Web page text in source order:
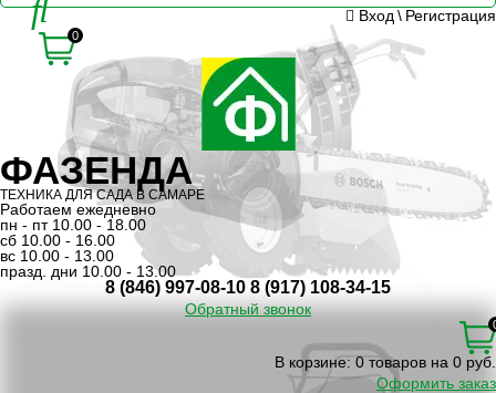
0
Вход \ Регистрация
ФАЗЕНДА
ТЕХНИКА ДЛЯ САДА В САМАРЕ
Работаем ежедневно
пн - пт 10.00 - 18.00
сб 10.00 - 16.00
вс 10.00 - 13.00
празд. дни 10.00 - 13.00
8 (846) 997-08-10 8 (917) 108-34-15
Обратный звонок
В корзине: 0 товаров на 0 руб.
Оформить заказ